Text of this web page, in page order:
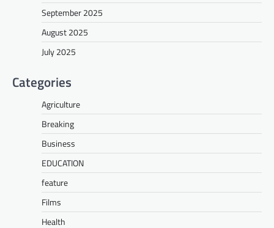
September 2025
August 2025
July 2025
Categories
Agriculture
Breaking
Business
EDUCATION
feature
Films
Health